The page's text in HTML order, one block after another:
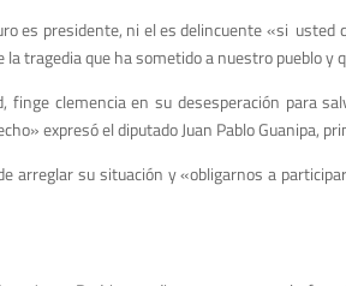
es presidente, ni el es delincuente «si usted
tragedia que ha sometido a nuestro pueblo y
finge clemencia en su desesperación para
expresó el diputado Juan Pablo Guanipa,
arreglar su situación y «obligarnos a